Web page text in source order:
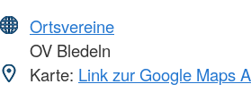
Ortsvereine
OV Bledeln
Karte: Link zur Google Maps